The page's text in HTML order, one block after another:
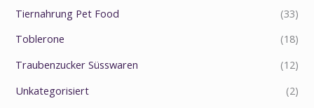
Tiernahrung Pet Food
(33)
Toblerone
(18)
Traubenzucker Süsswaren
(12)
Unkategorisiert
(2)